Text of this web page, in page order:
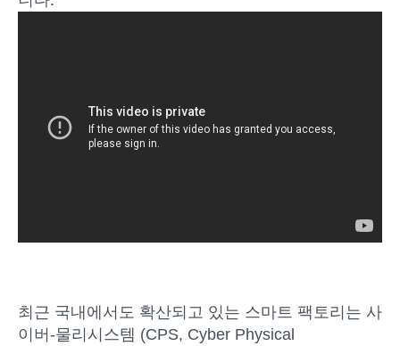
최근 국내에서도 확산되고 있는 스마트 팩토리는 사
이버-물리시스템 (CPS, Cyber Physical